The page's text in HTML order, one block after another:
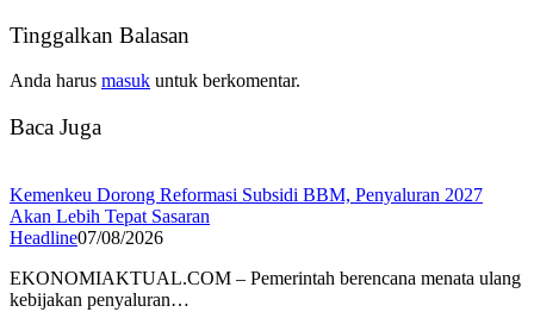
Tinggalkan Balasan
Anda harus masuk untuk berkomentar.
Baca Juga
Kemenkeu Dorong Reformasi Subsidi BBM, Penyaluran 2027
Akan Lebih Tepat Sasaran
Headline07/08/2026
EKONOMIAKTUAL.COM – Pemerintah berencana menata ulang
kebijakan penyaluran…